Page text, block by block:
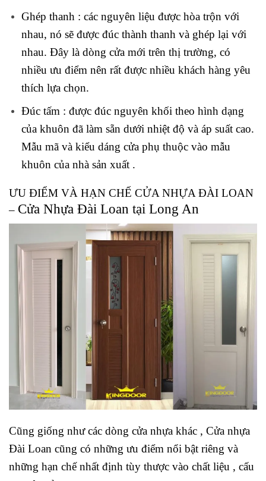
Ghép thanh : các nguyên liệu được hòa trộn với
nhau, nó sẽ được đúc thành thanh và ghép lại với
nhau. Đây là dòng cửa mới trên thị trường, có
nhiều ưu điểm nên rất được nhiều khách hàng yêu
thích lựa chọn.
Đúc tấm : được đúc nguyên khối theo hình dạng
của khuôn đã làm sẵn dưới nhiệt độ và áp suất cao.
Mẫu mã và kiểu dáng cửa phụ thuộc vào mẫu
khuôn của nhà sản xuất .
ƯU ĐIỂM VÀ HẠN CHẾ CỬA NHỰA ĐÀI LOAN
– Cửa Nhựa Đài Loan tại Long An
Cũng giống như các dòng cửa nhựa khác , Cửa nhựa
Đài Loan cũng có những ưu điểm nổi bật riêng và
những hạn chế nhất định tùy thược vào chất liệu , cấu